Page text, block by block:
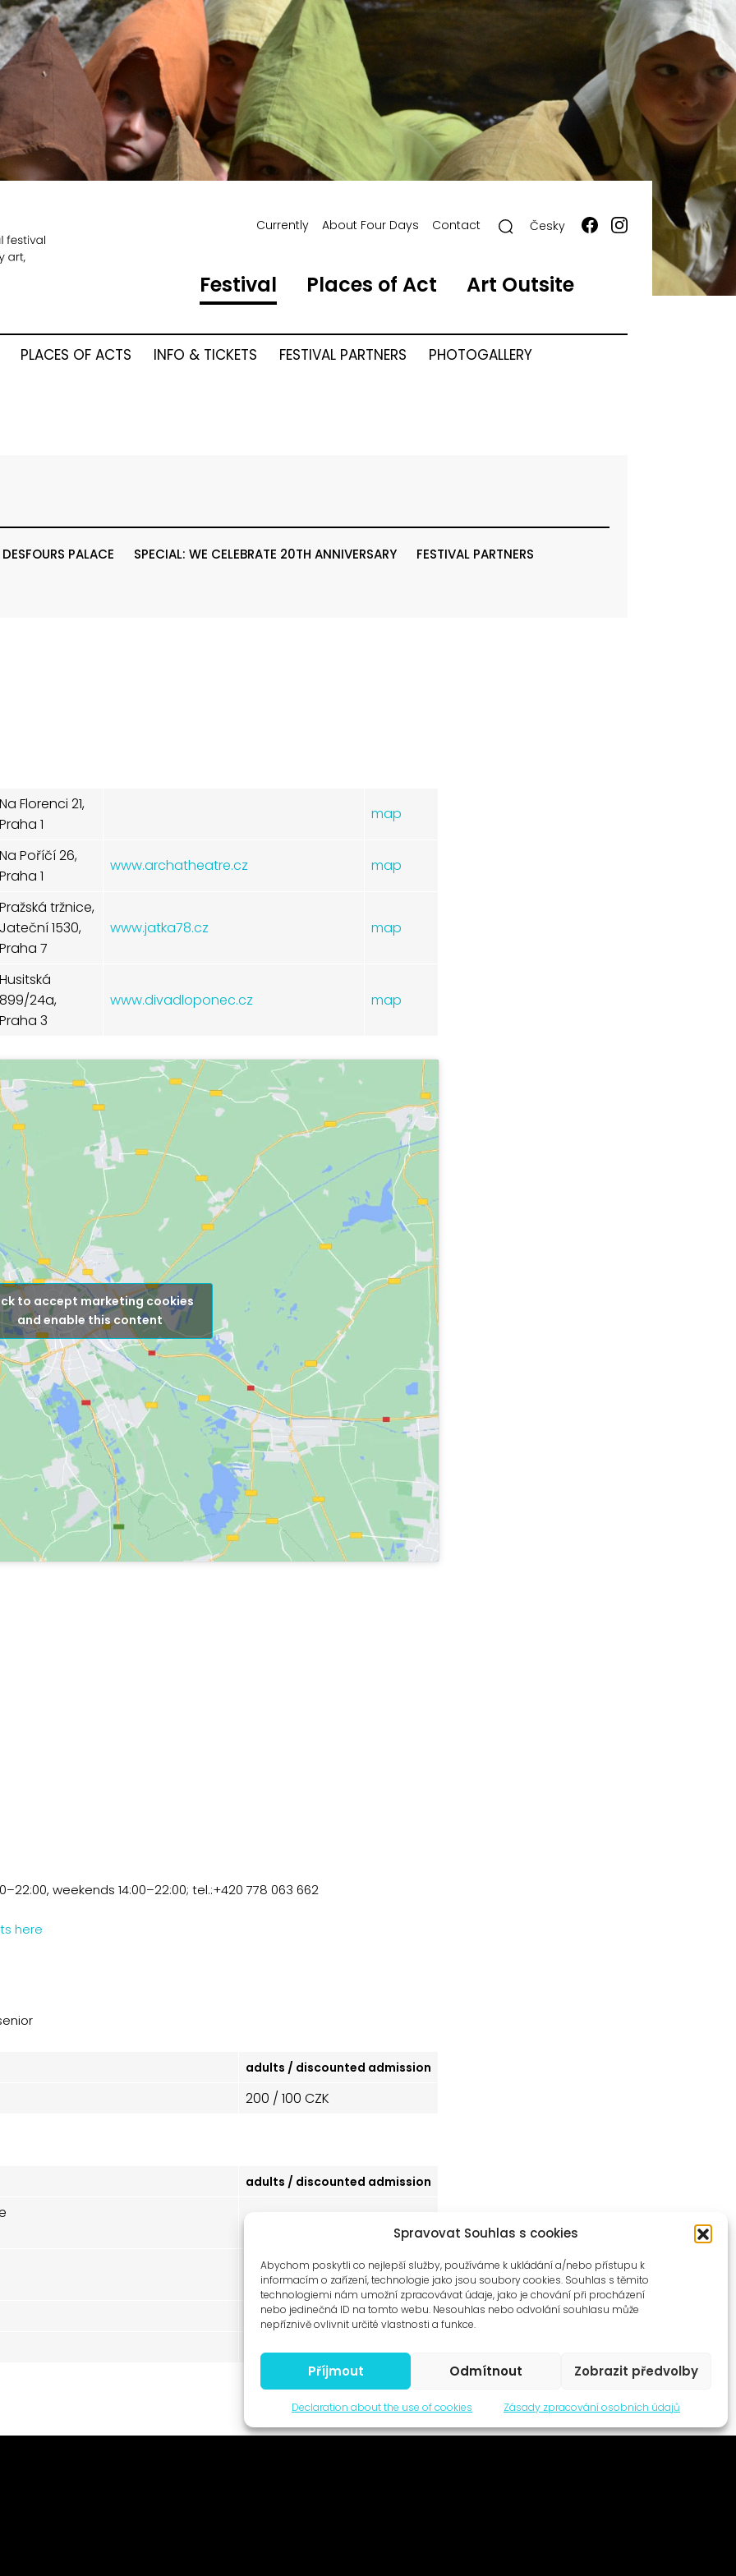
Spravovat Souhlas s cookies
Abychom poskytli co nejlepší služby, používáme k ukládání a/nebo přístupu k
informacím o zařízení, technologie jako jsou soubory cookies. Souhlas s těmito
technologiemi nám umožní zpracovávat údaje, jako je chování při procházení
nebo jedinečná ID na tomto webu. Nesouhlas nebo odvolání souhlasu může
nepříznivě ovlivnit určité vlastnosti a funkce.
Příjmout Odmítnout Zobrazit předvolby
Declaration about the use of cookies Zásady zpracování osobních údajů
Festival Places of Act Art Outsite
Currently About Four Days Contact Česky
PLACES OF ACTS INFO & TICKETS FESTIVAL PARTNERS PHOTOGALLERY
PALACE SPECIAL: WE CELEBRATE 20TH ANNIVERSARY FESTIVAL PARTNERS
Na Florenci 21,
Praha 1
map
Na Poříčí 26,
Praha 1
www.archatheatre.cz map
Pražská tržnice,
Jateční 1530,
Praha 7
www.jatka78.cz map
Husitská
899/24a,
Praha 3
www.divadloponec.cz map
to accept marketing cookies
and enable this content
weekends 14:00–22:00; tel.:+420 778 063 662
here
adults / discounted admission
200 / 100 CZK
adults / discounted admission
50 CZK
80 CZK